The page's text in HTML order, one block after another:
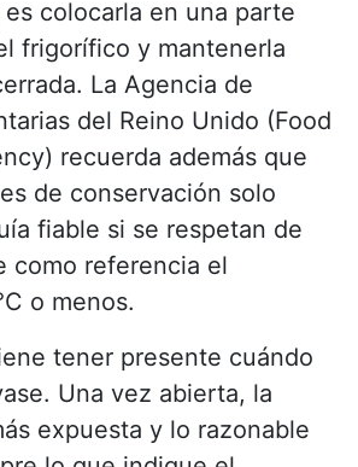
colocarla en una parte
frigorífico y mantenerla
La Agencia de
del Reino Unido (Food
recuerda además que
de conservación solo
fiable si se respetan de
como referencia el
o menos.
tener presente cuándo
Una vez abierta, la
expuesta y lo razonable